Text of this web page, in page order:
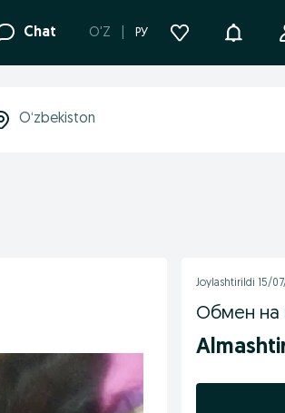
Chat O'Z РУ
Joylashtirildi 15/
Обмен на